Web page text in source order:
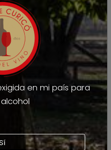
en mi país para
viña
Ver en mapa